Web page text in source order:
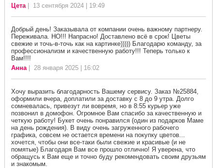
Цета| 13 сентября 2024 | 19:49
Добрый день! Заказывала от компании очень важному партнеру.
Переживала. НО!!! Напрасно! Доставлено всё в срок! Цветы
свежие и точь-в-точь как на картинке))))) Благодарю команду, за
профессионализм и качественную работу!!! Теперь только к
Вам!!!!
Анна| 28 января 2025 | 16:02
Хочу выразить благодарность Вашему сервису. Заказ №25884,
оформили вчера, доплатили за доставку с 8 до 9 утра. Долго
сомневалась, привезут ли вовремя, но в 8:55 курьер уже
позвонил в домофон. Огромное Вам спасибо за качественную и
четкую работу! Букет очень понравился (один из подарков Маме
на день рождения). В виду очень загруженного рабочего
графика, совсем не остается времени на покупку цветов...
хочется, чтобы они все-таки были свежие и красивые (и не
помятые) Благодаря Вам все прошло отлично! Я уверена, что
обращусь к Вам еще и точно буду рекомендовать своим друзьям
и знакомым.